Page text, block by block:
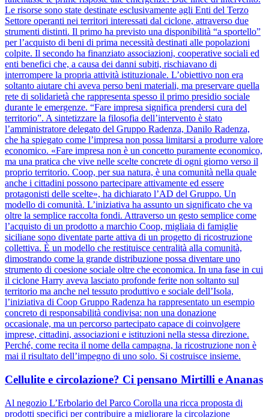
Le risorse sono state destinate esclusivamente agli Enti del Terzo
Settore operanti nei territori interessati dal ciclone, attraverso due
strumenti distinti. Il primo ha previsto una disponibilità “a sportello”
per l’acquisto di beni di prima necessità destinati alle popolazioni
colpite. Il secondo ha finanziato associazioni, cooperative sociali ed
enti benefici che, a causa dei danni subiti, rischiavano di
interrompere la propria attività istituzionale. L’obiettivo non era
soltanto aiutare chi aveva perso beni materiali, ma preservare quella
rete di solidarietà che rappresenta spesso il primo presidio sociale
durante le emergenze. “Fare impresa significa prendersi cura del
territorio”. A sintetizzare la filosofia dell’intervento è stato
l’amministratore delegato del Gruppo Radenza, Danilo Radenza,
che ha spiegato come l’impresa non possa limitarsi a produrre valore
economico. «Fare impresa non è un concetto puramente economico,
ma una pratica che vive nelle scelte concrete di ogni giorno verso il
proprio territorio. Coop, per sua natura, è una comunità nella quale
anche i cittadini possono partecipare attivamente ed essere
protagonisti delle scelte», ha dichiarato l’AD del Gruppo. Un
modello di comunità. L’iniziativa ha assunto un significato che va
oltre la semplice raccolta fondi. Attraverso un gesto semplice come
l’acquisto di un prodotto a marchio Coop, migliaia di famiglie
siciliane sono diventate parte attiva di un progetto di ricostruzione
collettiva. È un modello che restituisce centralità alla comunità,
dimostrando come la grande distribuzione possa diventare uno
strumento di coesione sociale oltre che economica. In una fase in cui
il ciclone Harry aveva lasciato profonde ferite non soltanto sul
territorio ma anche nel tessuto produttivo e sociale dell’Isola,
l’iniziativa di Coop Gruppo Radenza ha rappresentato un esempio
concreto di responsabilità condivisa: non una donazione
occasionale, ma un percorso partecipato capace di coinvolgere
imprese, cittadini, associazioni e istituzioni nella stessa direzione.
Perché, come recita il nome della campagna, la ricostruzione non è
mai il risultato dell’impegno di uno solo. Si costruisce insieme.
Cellulite e circolazione? Ci pensano Mirtilli e Ananas
Al negozio L’Erbolario del Parco Corolla una ricca proposta di
prodotti specifici per contribuire a migliorare la circolazione